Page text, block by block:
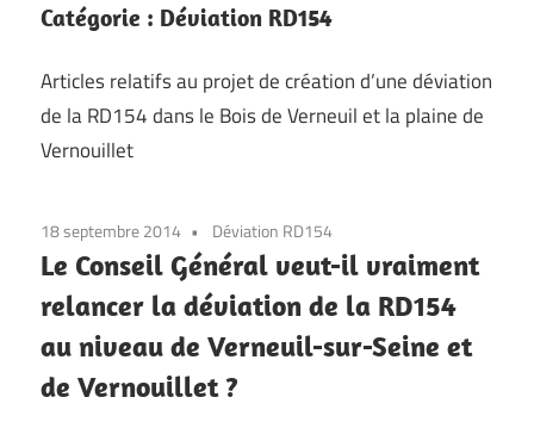
Catégorie : Déviation RD154
Articles relatifs au projet de création d’une déviation
de la RD154 dans le Bois de Verneuil et la plaine de
Vernouillet
18 septembre 2014 Déviation RD154
Le Conseil Général veut-il vraiment
relancer la déviation de la RD154
au niveau de Verneuil-sur-Seine et
de Vernouillet ?